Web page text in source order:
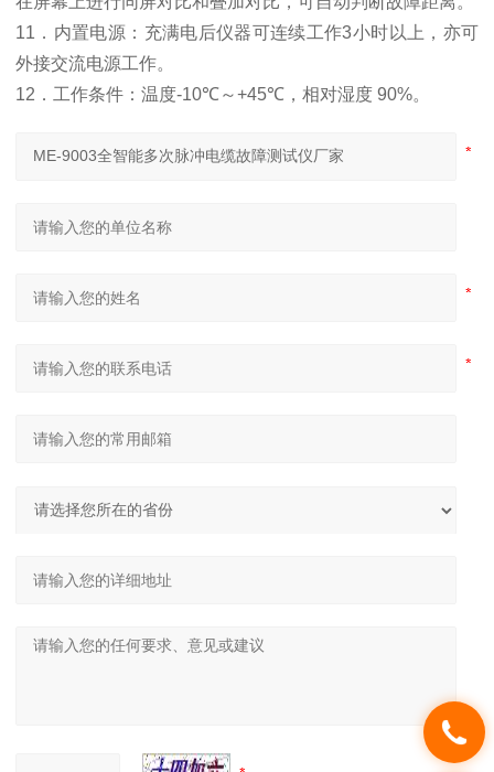
11 ．内置电源：充满电后仪器可连续工作3小时以上，亦可
外接交流电源工作。
12 ． 工作条件：温度-10℃～+45℃ ，相对湿度 90%。